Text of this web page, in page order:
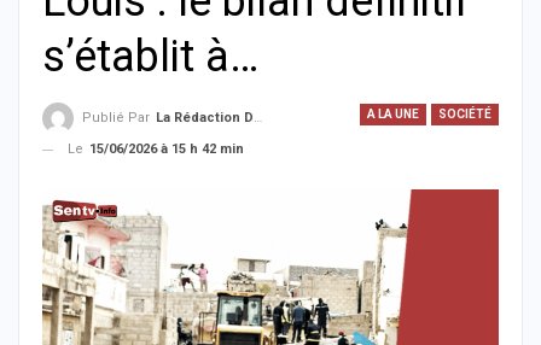
s’établit à…
A LA UNE SOCIÉTÉ
Publié Par La Rédaction De La SenTV.info
Le 15/06/2026 à 15 h 42 min